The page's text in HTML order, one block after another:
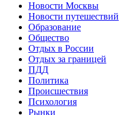
Новости Москвы
Новости путешествий
Образование
Общество
Отдых в России
Отдых за границей
ПДД
Политика
Происшествия
Психология
Рынки